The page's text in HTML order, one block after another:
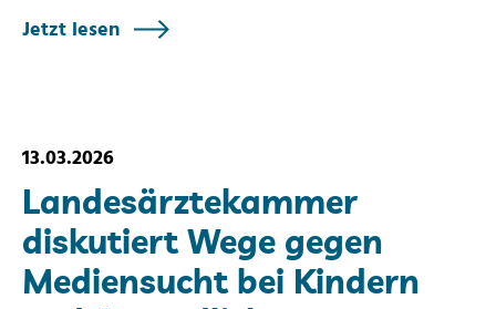
Jetzt lesen
13.03.2026
Landesärztekammer
diskutiert Wege gegen
Mediensucht bei Kindern